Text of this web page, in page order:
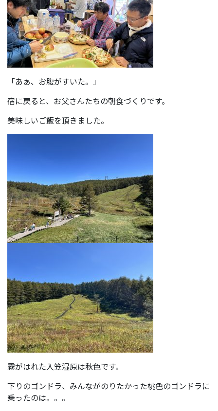
「あぁ、お腹がすいた。」
宿に戻ると、お父さんたちの朝食づくりです。
美味しいご飯を頂きました。
霧がはれた入笠湿原は秋色です。
下りのゴンドラ、みんながのりたかった桃色のゴンドラに
乗ったのは。。。